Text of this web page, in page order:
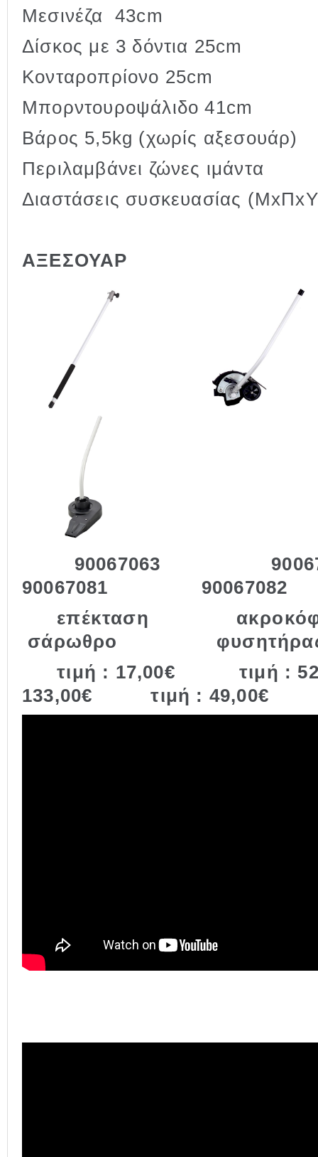
Μεσινέζα 43cm
Δίσκος με 3 δόντια 25cm
Κονταροπρίονο 25cm
Μπορντουροψάλιδο 41cm
Βάρος 5,5kg (χωρίς αξεσουάρ)
Περιλαμβάνει ζώνες ιμάντα
Διαστάσεις συσκευασίας
ΑΞΕΣΟΥΑΡ
90067063
90067081 90067082
επέκταση
σάρωθρο
τιμή : 17,00€
133,00€ τιμή : 49,00€